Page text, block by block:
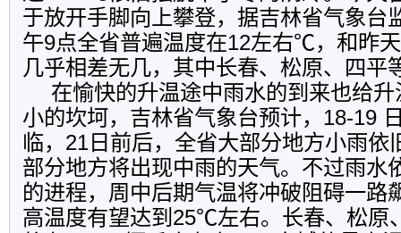
于放开手脚向上攀登，据吉林省气象台
午9点全省普遍温度在12左右℃，和昨
几乎相差无几，其中长春、松原、四
在愉快的升温途中雨水的到来也给
小的坎坷，吉林省气象台预计，18-19
临，21日前后，全省大部分地方小雨依
部分地方将出现中雨的天气。不过雨水
的进程，周中后期气温将冲破阻碍一路
高温度有望达到25℃左右。长春、松原